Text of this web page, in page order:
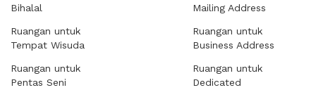
Bihalal
Ruangan untuk
Tempat Wisuda
Ruangan untuk
Pentas Seni
Mailing Address
Ruangan untuk
Business Address
Ruangan untuk
Dedicated